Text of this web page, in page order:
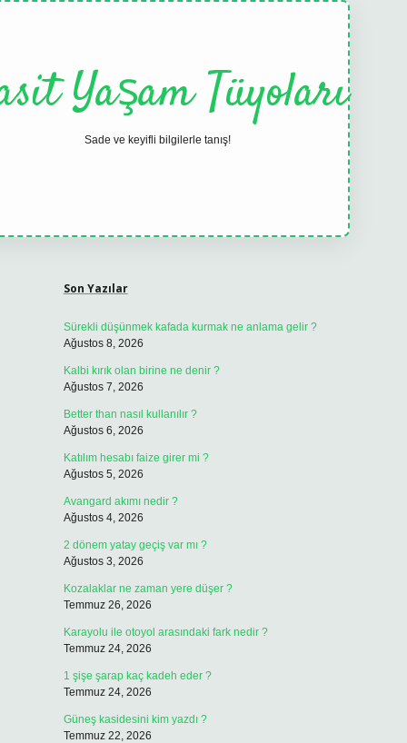
Yaşam Tüyoları
Sade ve keyifli bilgilerle tanış!
Son Yazılar
Sürekli düşünmek kafada kurmak ne anlama gelir ?
Ağustos 8, 2026
Kalbi kırık olan birine ne denir ?
Ağustos 7, 2026
Better than nasıl kullanılır ?
Ağustos 6, 2026
Katılım hesabı faize girer mi ?
Ağustos 5, 2026
Avangard akımı nedir ?
Ağustos 4, 2026
2 dönem yatay geçiş var mı ?
Ağustos 3, 2026
Kozalaklar ne zaman yere düşer ?
Temmuz 26, 2026
Karayolu ile otoyol arasındaki fark nedir ?
Temmuz 24, 2026
1 şişe şarap kaç kadeh eder ?
Temmuz 24, 2026
Güneş kasidesini kim yazdı ?
Temmuz 22, 2026